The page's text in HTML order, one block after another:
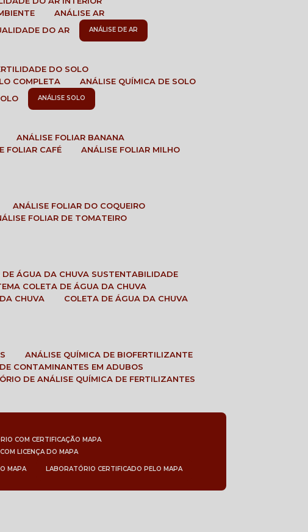
ANÁLISE AR
DO AR ANÁLISE DE AR
DO SOLO
COMPLETA
ANÁLISE QUÍMICA DE SOLO
ANÁLISE SOLO
ANÁLISE FOLIAR BANANA
FOLIAR CAFÉ
ANÁLISE FOLIAR MILHO
ANÁLISE FOLIAR DO COQUEIRO
FOLIAR DE TOMATEIRO
DE ÁGUA DA CHUVA SUSTENTABILIDADE
COLETA DE ÁGUA DA CHUVA
CHUVA COLETA DE ÁGUA DA CHUVA
ANÁLISE QUÍMICA DE BIOFERTILIZANTE
DE CONTAMINANTES EM ADUBOS
DE ANÁLISE QUÍMICA DE FERTILIZANTES
COM CERTIFICAÇÃO MAPA
LICENÇA DO MAPA
MAPA LABORATÓRIO CERTIFICADO PELO MAPA